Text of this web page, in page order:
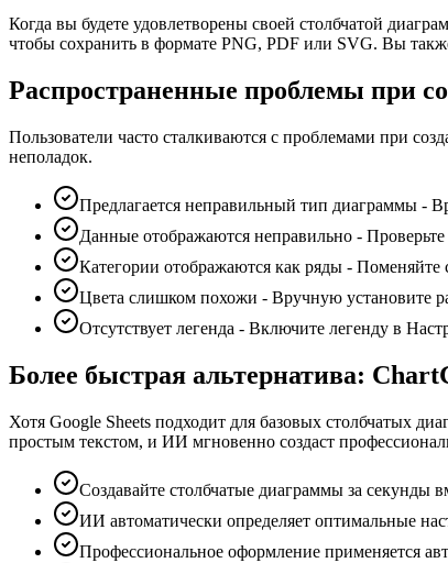
Когда вы будете удовлетворены своей столбчатой
чтобы сохранить в формате PNG, PDF или SVG. Вы
Распространенные проблемы при
Пользователи часто сталкиваются с проблемами при
неполадок.
Предлагается неправильный тип диаграммы -
Данные отображаются неправильно -
Категории отображаются как ряды - Поменяйте
Цвета слишком похожи - Вручную установите
Отсутствует легенда - Включите легенду в
Более быстрая альтернатива:
Хотя Google Sheets подходит для базовых столбчатых
простым текстом, и ИИ мгновенно создаст
Создавайте столбчатые диаграммы за секунды
ИИ автоматически определяет оптимальные
Профессиональное оформление применяется